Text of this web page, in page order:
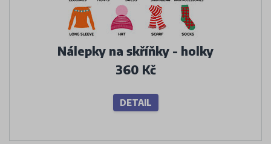
Nálepky na skříňky - holky
360 Kč
DETAIL